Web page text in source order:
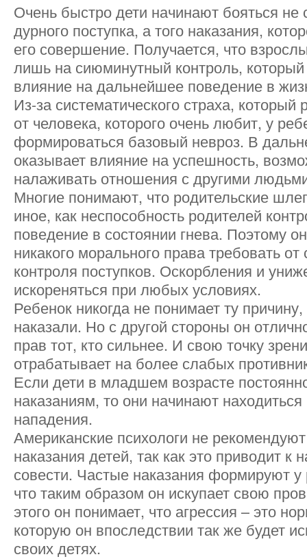
Очень быстро дети начинают бояться не
дурного поступка, а того наказания,
его совершение. Получается, что
лишь на сиюминутный контроль, который
влияние на дальнейшее поведение в
Из-за систематического страха, который
от человека, которого очень любит, у
формироваться базовый невроз. В
оказывает влияние на успешность,
налаживать отношения с другими
Многие понимают, что родительские
иное, как неспособность родителей
поведение в состоянии гнева. Поэтому
никакого морального права требовать от
контроля поступков. Оскорбления и
искореняться при любых условиях.
Ребенок никогда не понимает ту
наказали. Но с другой стороны он
прав тот, кто сильнее. И свою точку
отрабатывает на более слабых
Если дети в младшем возрасте
наказаниям, то они начинают
нападения.
Американские психологи не
наказания детей, так как это приводит к
совести. Частые наказания формируют у
что таким образом он искупает свою
этого он понимает, что агрессия – это
которую он впоследствии так же будет
своих детях.